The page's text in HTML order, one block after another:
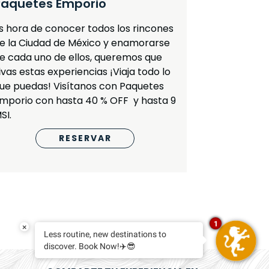
Emporio
hora de conocer todos los rincones
la Ciudad de México y enamorarse
cada uno de ellos, queremos que
estas experiencias ¡Viaja todo lo
puedas! Visítanos con Paquetes
con hasta 40 % OFF y hasta 9
RESERVAR
×
Less routine, new destinations to
discover. Book Now!✈️😎
1